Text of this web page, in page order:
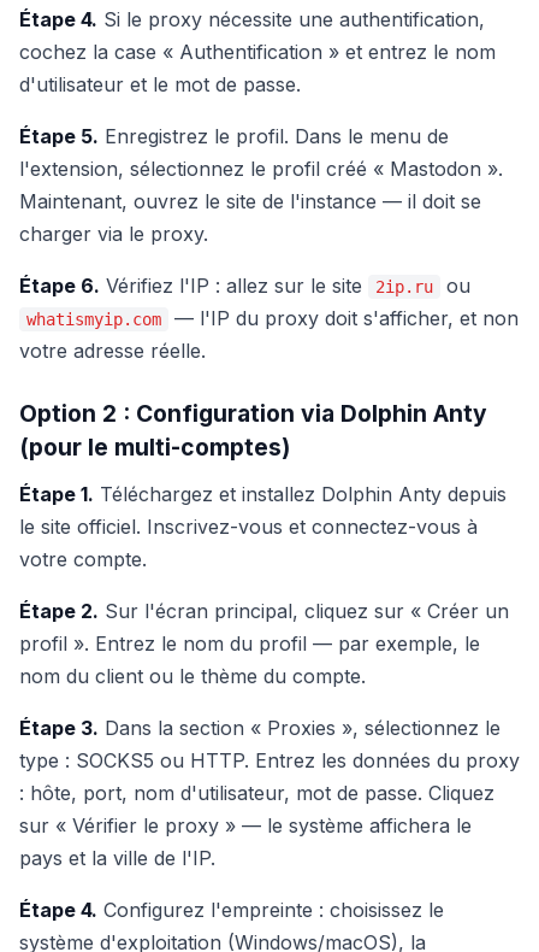
Étape 4. Si le proxy nécessite une authentification,
cochez la case « Authentification » et entrez le nom
d'utilisateur et le mot de passe.
Étape 5. Enregistrez le profil. Dans le menu de
l'extension, sélectionnez le profil créé « Mastodon ».
Maintenant, ouvrez le site de l'instance — il doit se
charger via le proxy.
Étape 6. Vérifiez l'IP : allez sur le site 2ip.ru ou
whatismyip.com
— l'IP du proxy doit s'afficher, et non
votre adresse réelle.
Option 2 : Configuration via Dolphin Anty
(pour le multi-comptes)
Étape 1. Téléchargez et installez Dolphin Anty depuis
le site officiel. Inscrivez-vous et connectez-vous à
votre compte.
Étape 2. Sur l'écran principal, cliquez sur « Créer un
profil ». Entrez le nom du profil — par exemple, le
nom du client ou le thème du compte.
Étape 3. Dans la section « Proxies », sélectionnez le
type : SOCKS5 ou HTTP. Entrez les données du proxy
: hôte, port, nom d'utilisateur, mot de passe. Cliquez
sur « Vérifier le proxy » — le système affichera le
pays et la ville de l'IP.
Étape 4. Configurez l'empreinte : choisissez le
système d'exploitation (Windows/macOS), la